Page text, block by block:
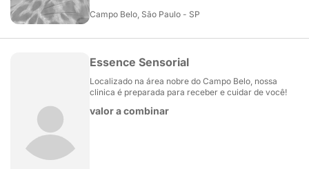
Campo Belo, São Paulo - SP
Essence Sensorial
Localizado na área nobre do Campo Belo, nossa
clinica é preparada para receber e cuidar de você!
valor a combinar